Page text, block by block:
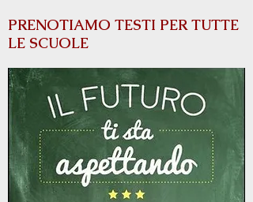
PRENOTIAMO TESTI PER TUTTE
LE SCUOLE